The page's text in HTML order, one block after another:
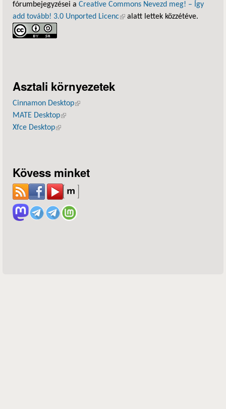
fórumbejegyzései a Creative Commons Nevezd meg! – Így
add tovább! 3.0 Unported Licenc(külső hivatkozás)
alatt lettek közzétéve.
Asztali környezetek
Cinnamon Desktop(külső hivatkozás)
MATE Desktop(külső hivatkozás)
Xfce Desktop(külső hivatkozás)
Kövess minket